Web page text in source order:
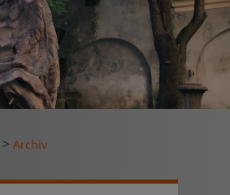
> Archiv